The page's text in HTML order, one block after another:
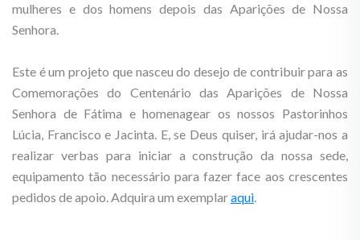
mulheres e dos homens depois das Aparições de Nossa
Senhora.
Este é um projeto que nasceu do desejo de contribuir para as
Comemorações do Centenário das Aparições de Nossa
Senhora de Fátima e homenagear os nossos Pastorinhos
Lúcia, Francisco e Jacinta. E, se Deus quiser, irá ajudar-nos a
realizar verbas para iniciar a construção da nossa sede,
equipamento tão necessário para fazer face aos crescentes
pedidos de apoio. Adquira um exemplaraqui.